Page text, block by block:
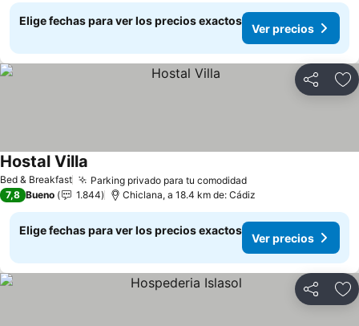
Elige fechas para ver los precios exactos
Ver precios
Compartir
Bed & Breakfast Parking privado para tu comodidad
Hostal Villa
7,8 Bueno 1.844 Chiclana, a 18.4 km de: Cádiz
Elige fechas para ver los precios exactos
Ver precios
Compartir